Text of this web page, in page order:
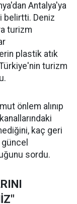
Antalya'ya
belirtti. Deniz
turizm
plastik atık
turizm
önlem alınıp
kaç geri
sordu.